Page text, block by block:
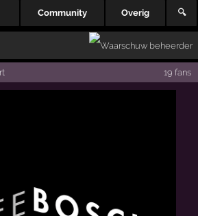
Community Overig 🔍
19 fans